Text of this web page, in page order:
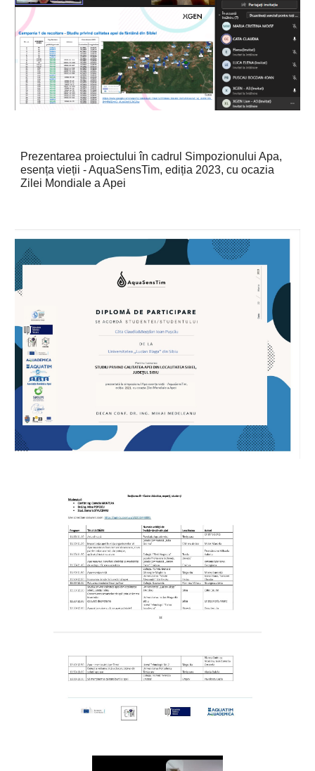
Prezentarea proiectului în cadrul Simpozionului Apa,
esența vieții - AquaSensTim, ediția 2023, cu ocazia
Zilei Mondiale a Apei